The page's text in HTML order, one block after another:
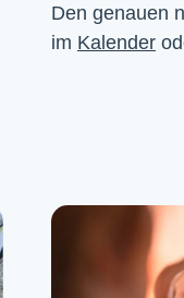
Den genauen
im Kalender